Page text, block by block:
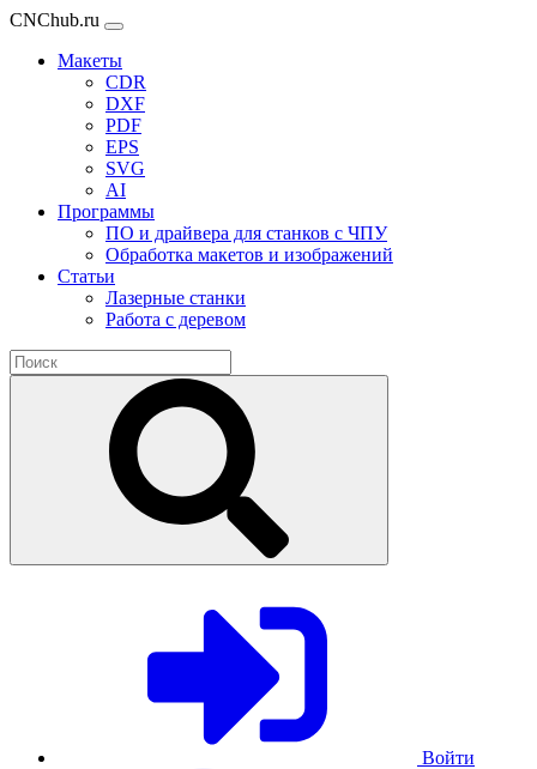
CNChub.ru
Макеты
CDR
DXF
PDF
EPS
SVG
AI
Программы
ПО и драйвера для станков с ЧПУ
Обработка макетов и изображений
Статьи
Лазерные станки
Работа с деревом
Войти